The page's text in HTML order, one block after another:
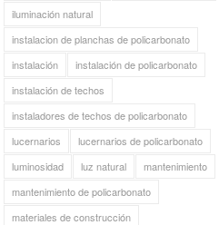
iluminación natural
instalacion de planchas de policarbonato
instalación
instalación de policarbonato
instalación de techos
instaladores de techos de policarbonato
lucernarios
lucernarios de policarbonato
luminosidad
luz natural
mantenimiento
mantenimiento de policarbonato
materiales de construcción